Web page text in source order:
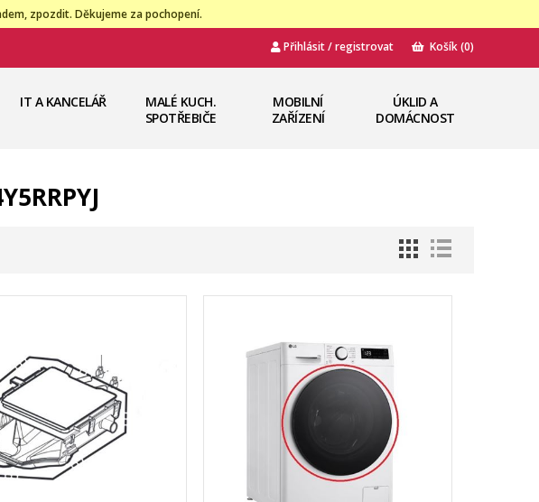
zpozdit. Děkujeme za pochopení.
Přihlásit / registrovat Košík(0)
IT A KANCELÁŘ
MALÉ KUCH.
SPOTŘEBIČE
MOBILNÍ
ZAŘÍZENÍ
ÚKLID A
DOMÁCNOST